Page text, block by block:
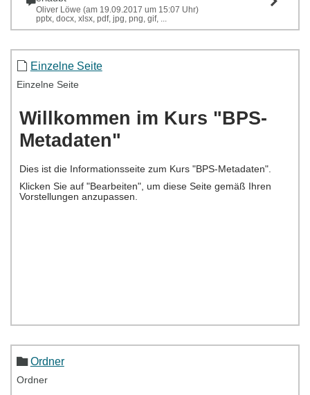
Oliver Löwe (am 19.09.2017 um 15:07 Uhr)
pptx, docx, xlsx, pdf, jpg, png, gif, ...
Einzelne Seite
Einzelne Seite
Ordner
Ordner